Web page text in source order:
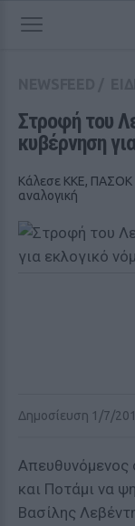
Στροφή του
κυβέρνηση
Kάλεσε ΚΚΕ, ΠΑΣΟΚ
αναλογική
Δημοσίευση 1/7/
και Ποτάμι να
Βασίλης